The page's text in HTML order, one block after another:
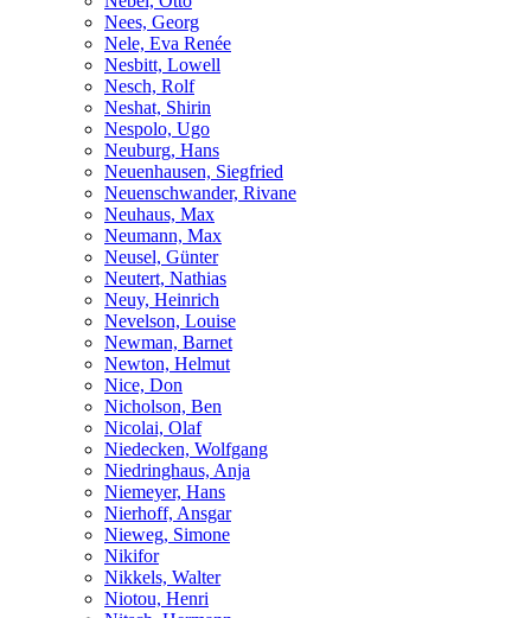
Nees, Georg
Nele, Eva Renée
Nesbitt, Lowell
Nesch, Rolf
Neshat, Shirin
Nespolo, Ugo
Neuburg, Hans
Neuenhausen, Siegfried
Neuenschwander, Rivane
Neuhaus, Max
Neumann, Max
Neusel, Günter
Neutert, Nathias
Neuy, Heinrich
Nevelson, Louise
Newman, Barnet
Newton, Helmut
Nice, Don
Nicholson, Ben
Nicolai, Olaf
Niedecken, Wolfgang
Niedringhaus, Anja
Niemeyer, Hans
Nierhoff, Ansgar
Nieweg, Simone
Nikifor
Nikkels, Walter
Niotou, Henri